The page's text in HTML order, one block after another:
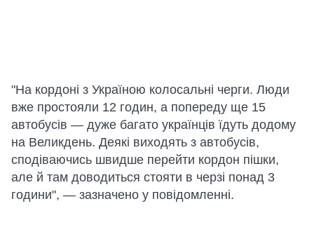
"На кордоні з Україною колосальні черги. Люди
вже простояли 12 годин, а попереду ще 15
автобусів — дуже багато українців їдуть додому
на Великдень. Деякі виходять з автобусів,
сподіваючись швидше перейти кордон пішки,
але й там доводиться стояти в черзі понад 3
години", — зазначено у повідомленні.